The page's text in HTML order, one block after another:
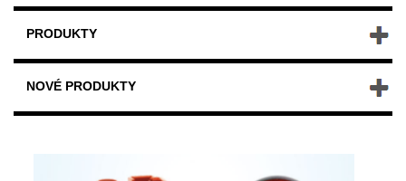
PRODUKTY
NOVÉ PRODUKTY